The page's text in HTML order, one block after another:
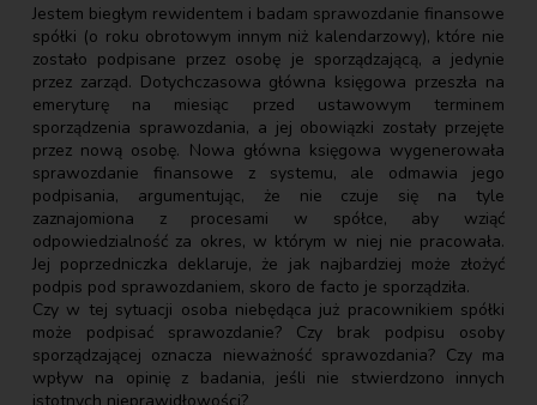
Jestem biegłym rewidentem i badam sprawozdanie finansowe
spółki (o roku obrotowym innym niż kalendarzowy), które nie
zostało podpisane przez osobę je sporządzającą, a jedynie
przez zarząd. Dotychczasowa główna księgowa przeszła na
emeryturę na miesiąc przed ustawowym terminem
sporządzenia sprawozdania, a jej obowiązki zostały przejęte
przez nową osobę. Nowa główna księgowa wygenerowała
sprawozdanie finansowe z systemu, ale odmawia jego
podpisania, argumentując, że nie czuje się na tyle
zaznajomiona z procesami w spółce, aby wziąć
odpowiedzialność za okres, w którym w niej nie pracowała.
Jej poprzedniczka deklaruje, że jak najbardziej może złożyć
podpis pod sprawozdaniem, skoro de facto je sporządziła.
Czy w tej sytuacji osoba niebędąca już pracownikiem spółki
może podpisać sprawozdanie? Czy brak podpisu osoby
sporządzającej oznacza nieważność sprawozdania? Czy ma
wpływ na opinię z badania, jeśli nie stwierdzono innych
istotnych nieprawidłowości?